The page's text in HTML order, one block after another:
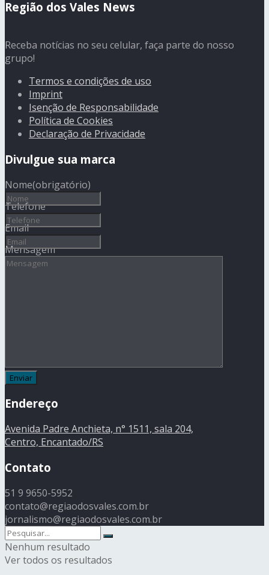
Região dos Vales News
Receba notícias no seu celular, faça parte do nosso
grupo!
Termos e condições de uso
Imprint
Isenção de Responsabilidade
Política de Cookies
Declaração de Privacidade
Divulgue sua marca
Nome(obrigatório)
Telefone
Email
Mensagem
Endereço
Avenida Padre Anchieta, n° 1511, sala 204,
Centro, Encantado/RS
Contato
51 9 9650-5952
contato@regiaodosvales.com.br
jornalismo@regiaodosvales.com.br
Nenhum resultado
Ver todos os resultados